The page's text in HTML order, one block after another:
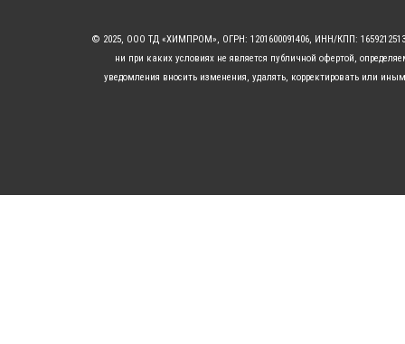
© 2025, ООО ТД «ХИМПРОМ», ОГРН: 1201600091406, ИНН/КПП:
ни при каких условиях не является публичной офертой,
уведомления вносить изменения, удалять, корректировать или